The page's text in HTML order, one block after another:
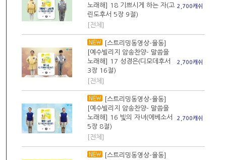
노래해] 18 기쁘시게 하는 자(고
린도후서 5장 9절)
[전체]
2,700캐쉬
[스트리밍동영상-율동]
[예수빌리지 암송찬양- 말씀을
노래해] 17 성경은(디모데후서
3장 16절)
[전체]
2,700캐쉬
[스트리밍동영상-율동]
[예수빌리지 암송찬양- 말씀을
노래해] 16 빛의 자녀(에베소서
5장 8절)
[전체]
2,700캐쉬
[스트리밍동영상-율동]